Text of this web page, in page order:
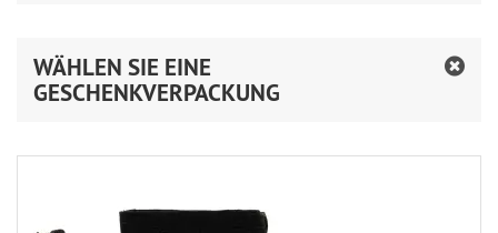
WÄHLEN SIE EINE
GESCHENKVERPACKUNG